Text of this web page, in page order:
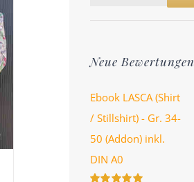
Preis
Preis
Neue Bewertungen
Ebook LASCA (Shirt
/ Stillshirt) - Gr. 34-
50 (Addon) inkl.
DIN A0